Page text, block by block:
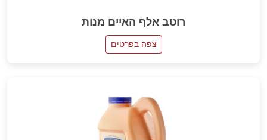
רוטב אלף האיים מנות
צפה בפרטים